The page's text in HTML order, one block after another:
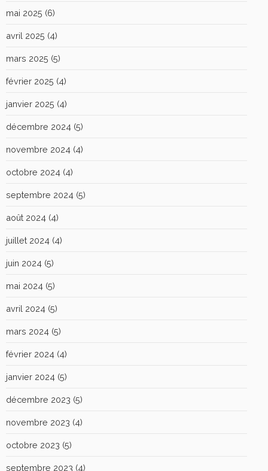
mai 2025 (6)
avril 2025 (4)
mars 2025 (5)
février 2025 (4)
janvier 2025 (4)
décembre 2024 (5)
novembre 2024 (4)
octobre 2024 (4)
septembre 2024 (5)
août 2024 (4)
juillet 2024 (4)
juin 2024 (5)
mai 2024 (5)
avril 2024 (5)
mars 2024 (5)
février 2024 (4)
janvier 2024 (5)
décembre 2023 (5)
novembre 2023 (4)
octobre 2023 (5)
septembre 2023 (4)